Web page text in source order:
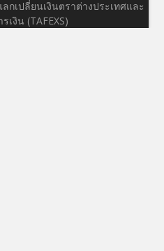
เปลี่ยนเงินตราต่างประเทศและ
เงิน (TAFEXS)